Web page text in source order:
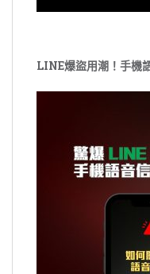
LINE爆盜用潮！手機